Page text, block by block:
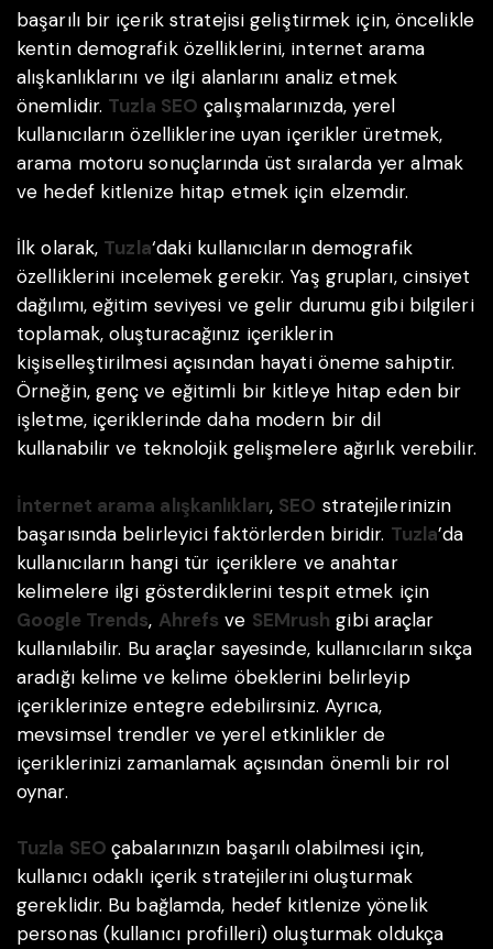
başarılı bir içerik stratejisi geliştirmek için, öncelikle
kentin demografik özelliklerini, internet arama
alışkanlıklarını ve ilgi alanlarını analiz etmek
önemlidir. Tuzla SEO çalışmalarınızda, yerel
kullanıcıların özelliklerine uyan içerikler üretmek,
arama motoru sonuçlarında üst sıralarda yer almak
ve hedef kitlenize hitap etmek için elzemdir.
İlk olarak, Tuzla‘daki kullanıcıların demografik
özelliklerini incelemek gerekir. Yaş grupları, cinsiyet
dağılımı, eğitim seviyesi ve gelir durumu gibi bilgileri
toplamak, oluşturacağınız içeriklerin
kişiselleştirilmesi açısından hayati öneme sahiptir.
Örneğin, genç ve eğitimli bir kitleye hitap eden bir
işletme, içeriklerinde daha modern bir dil
kullanabilir ve teknolojik gelişmelere ağırlık verebilir.
İnternet arama alışkanlıkları, SEO stratejilerinizin
başarısında belirleyici faktörlerden biridir. Tuzla’da
kullanıcıların hangi tür içeriklere ve anahtar
kelimelere ilgi gösterdiklerini tespit etmek için
Google Trends, Ahrefs ve SEMrush gibi araçlar
kullanılabilir. Bu araçlar sayesinde, kullanıcıların sıkça
aradığı kelime ve kelime öbeklerini belirleyip
içeriklerinize entegre edebilirsiniz. Ayrıca,
mevsimsel trendler ve yerel etkinlikler de
içeriklerinizi zamanlamak açısından önemli bir rol
oynar.
Tuzla SEO çabalarınızın başarılı olabilmesi için,
kullanıcı odaklı içerik stratejilerini oluşturmak
gereklidir. Bu bağlamda, hedef kitlenize yönelik
personas (kullanıcı profilleri) oluşturmak oldukça